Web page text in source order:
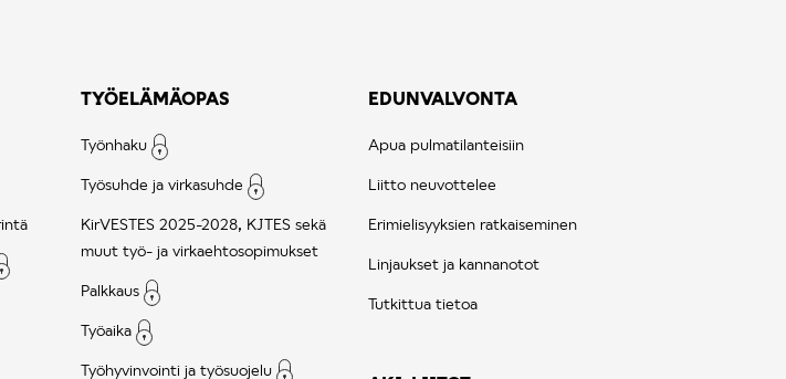
TYÖELÄMÄOPAS
Työnhaku
Työsuhde ja virkasuhde
KirVESTES 2025-2028, KJTES sekä
muut työ- ja virkaehtosopimukset
Palkkaus
Työaika
Työhyvinvointi ja työsuojelu
EDUNVALVONTA
Apua pulmatilanteisiin
Liitto neuvottelee
Erimielisyyksien ratkaiseminen
Linjaukset ja kannanotot
Tutkittua tietoa